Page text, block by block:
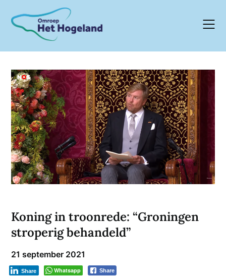
content
Koning in troonrede: “Groningen
stroperig behandeld”
21 september 2021
Whatsapp Share
Share